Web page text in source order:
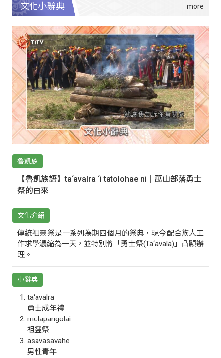
文化小辭典
魯凱族
【魯凱族語】ta‘avalra ‘i tatolohae ni｜萬山部落勇士
祭的由來
文化介紹
傳統祖靈祭是一系列為期四個月的祭典，現今配合族人工
作求學濃縮為一天，並特別將「勇士祭(Ta‘avala)」凸顯辦
理。
小辭典
ta‘avalra
勇士成年禮
molapangolai
祖靈祭
asavasavahe
男性青年